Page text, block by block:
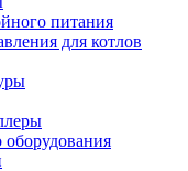
питания
для котлов